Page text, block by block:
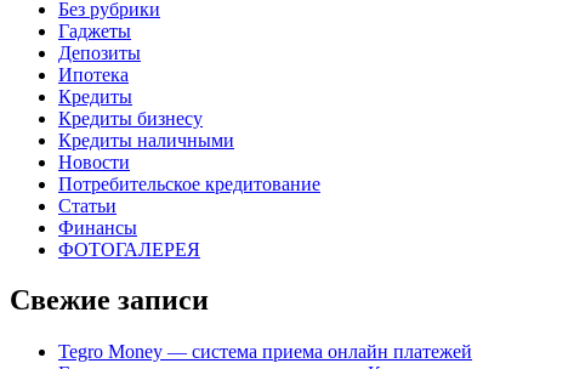
Без рубрики
Гаджеты
Депозиты
Ипотека
Кредиты
Кредиты бизнесу
Кредиты наличными
Новости
Потребительское кредитование
Статьи
Финансы
ФОТОГАЛЕРЕЯ
Свежие записи
Tegro Money — система приема онлайн платежей